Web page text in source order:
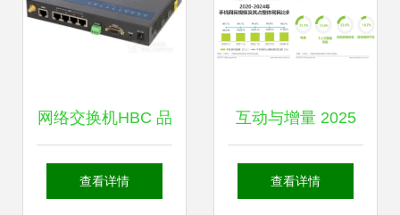
网络交换机HBC 品
牌背景与生产产地
查看详情
互动与增量 2025
年中国互联网营销
查看详情